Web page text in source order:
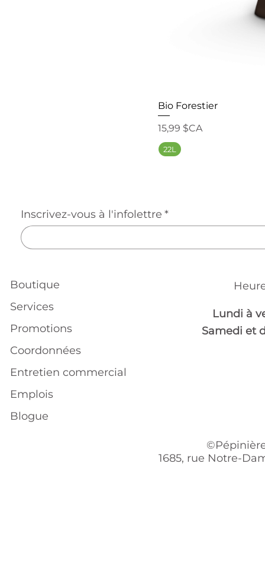
Bio Forestier
Prix
15,99 $CA
22L
Inscrivez-vous à l'infolettre *
Boutique
Services
Promotions
Coordonnées
Entretien commercial
Emplois
Blogue
Lundi à
Samedi et
1685, rue Notre-